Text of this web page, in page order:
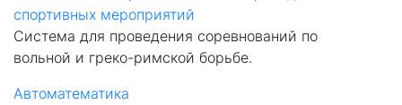
спортивных мероприятий
Система для проведения соревнований по
вольной и греко-римской борьбе.
Автоматематика